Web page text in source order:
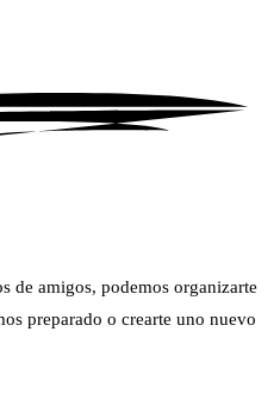
de amigos, podemos organizarte
preparado o crearte uno nuevo